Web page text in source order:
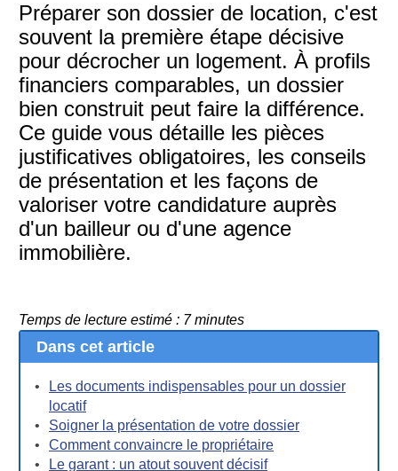
Préparer son dossier de location, c'est
souvent la première étape décisive
pour décrocher un logement. À profils
financiers comparables, un dossier
bien construit peut faire la différence.
Ce guide vous détaille les pièces
justificatives obligatoires, les conseils
de présentation et les façons de
valoriser votre candidature auprès
d'un bailleur ou d'une agence
immobilière.
Temps de lecture estimé : 7 minutes
Dans cet article
Les documents indispensables pour un dossier
locatif
Soigner la présentation de votre dossier
Comment convaincre le propriétaire
Le garant : un atout souvent décisif